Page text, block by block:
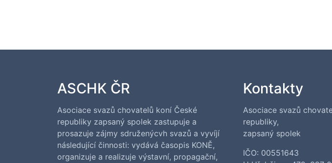
ASCHK ČR
Asociace svazů chovatelů koní České
republiky zapsaný spolek zastupuje a
prosazuje zájmy sdruženýcvh svazů a vyvíjí
následující činnosti: vydává časopis KONĚ,
organizuje a realizuje výstavní, propagační,
Kontakty
Asociace svazů
republiky,
zapsaný spolek
IČO: 00551643